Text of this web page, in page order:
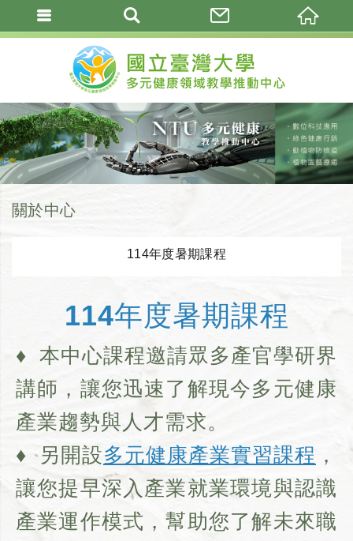
關於中心
114年度暑期課程
114年度暑期課程
♦ 本中心課程邀請眾多產官學研界
講師，讓您迅速了解現今多元健康
產業趨勢與人才需求。
♦ 另開設多元健康產業實習課程 ，
讓您提早深入產業就業環境與認識
產業運作模式，幫助您了解未來職